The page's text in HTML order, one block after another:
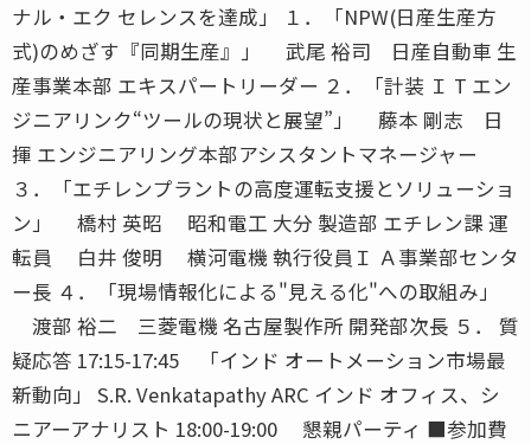
ナル・エク セレンスを達成」 １．「NPW(日産生産方
式)のめざす『同期生産』」 武尾 裕司 日産自動車 生
産事業本部 エキスパートリーダー ２．「計装 Ｉ T エン
ジニアリンク“ツールの現状と展望”」 藤本 剛志 日
揮 エンジニアリング本部アシスタントマネージャー
３．「エチレンプラントの高度運転支援とソリューショ
ン」 橋村 英昭 昭和電工 大分 製造部 エチレン課 運
転員 白井 俊明 横河電機 執行役員Ｉ Ａ事業部センタ
ー長 ４．「現場情報化による"見える化"への取組み」
渡部 裕二 三菱電機 名古屋製作所 開発部次長 ５． 質
疑応答 17:15-17:45 「インド オートメーション市場最
新動向」 S.R. Venkatapathy ARC インド オフィス、シ
ニアーアナリスト 18:00-19:00 懇親パーティ ■参加費